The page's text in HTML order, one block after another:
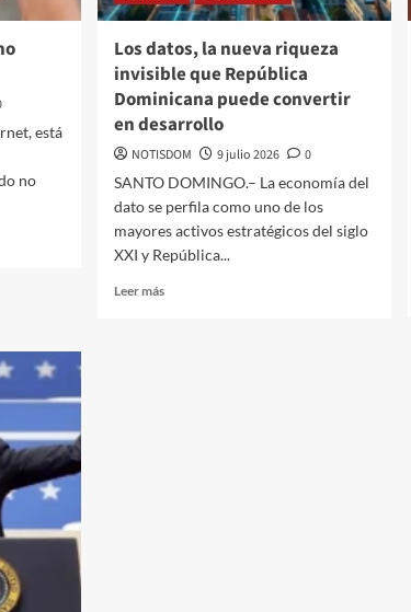
está
no
Los datos, la nueva riqueza
invisible que República
Dominicana puede convertir
en desarrollo
NOTISDOM 9 julio 2026
0
SANTO DOMINGO.– La economía del
dato se perfila como uno de los
mayores activos estratégicos del siglo
XXI y República...
Leer más